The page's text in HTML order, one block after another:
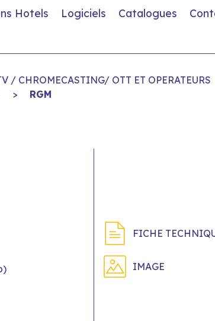
Hotels Logiciels Catalogues
/ CHROMECASTING/ OTT ET OPERATEURS
> RGM
FICHE
IMAGE